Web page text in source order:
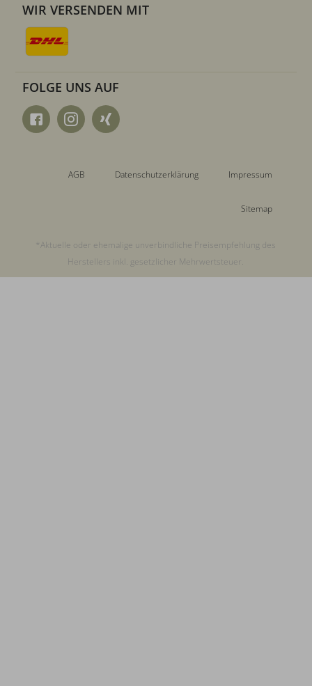
WIR VERSENDEN MIT
FOLGE UNS AUF
AGB Datenschutzerklärung Impressum
Sitemap
*Aktuelle oder ehemalige unverbindliche Preisempfehlung des
Herstellers inkl. gesetzlicher Mehrwertsteuer.